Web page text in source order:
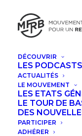
DÉCOUVRIR
LES
ACTUALITÉS
LE MOUVEMENT
LES ETATS
LE TOUR DE
DES
PARTICIPER
ADHÉRER
JANVIER,
FORMATION
SANTÉ
GROSS